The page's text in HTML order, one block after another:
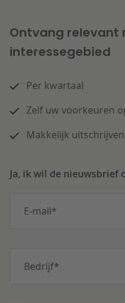
Ontvang relevant
interessegebied
Per kwartaal
Zelf uw voorkeuren
Makkelijk uitschrijven
Ja, ik wil de nieuwsbrief
E-mail*
Bedrijf*